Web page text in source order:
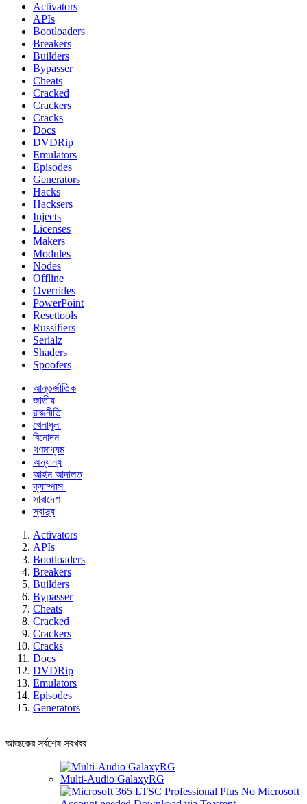
Activators
APIs
Bootloaders
Breakers
Builders
Bypasser
Cheats
Cracked
Crackers
Cracks
Docs
DVDRip
Emulators
Episodes
Generators
Hacks
Hacksers
Injects
Licenses
Makers
Modules
Nodes
Offline
Overrides
PowerPoint
Resettools
Russifiers
Serialz
Shaders
Spoofers
আন্তর্জাতিক
জাতীয়
রাজনীতি
খেলাধুলা
বিনোদন
গণমাধ্যম
অন্যান্য
আইন আদালত
ক্যাম্পাস
সারাদেশ
স্বাস্থ্য
Activators
APIs
Bootloaders
Breakers
Builders
Bypasser
Cheats
Cracked
Crackers
Cracks
Docs
DVDRip
Emulators
Episodes
Generators
আজকের সর্বশেষ সবখবর
Multi-Audio GalaxyRG